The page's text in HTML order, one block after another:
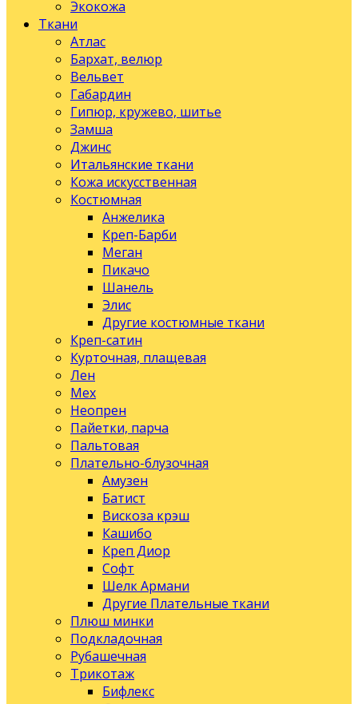
Экокожа
Ткани
Атлас
Бархат, велюр
Вельвет
Габардин
Гипюр, кружево, шитье
Замша
Джинс
Итальянские ткани
Кожа искусственная
Костюмная
Анжелика
Креп-Барби
Меган
Пикачо
Шанель
Элис
Другие костюмные ткани
Креп-сатин
Курточная, плащевая
Лен
Мех
Неопрен
Пайетки, парча
Пальтовая
Плательно-блузочная
Амузен
Батист
Вискоза крэш
Кашибо
Креп Диор
Софт
Шелк Армани
Другие Плательные ткани
Плюш минки
Подкладочная
Рубашечная
Трикотаж
Бифлекс